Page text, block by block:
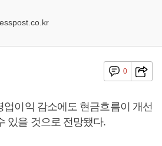
0
업이익 감소에도 현금흐름이 개선
있을 것으로 전망됐다.